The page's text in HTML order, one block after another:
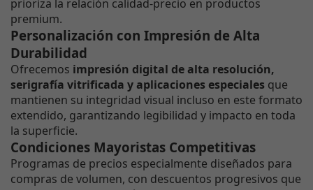
prioriza la relación calidad-precio en productos
premium.
Personalización con Impresión de Alta
Durabilidad
Ofrecemos impresión digital de alta resolución,
serigrafía vitrificada y aplicaciones especiales que
mantienen su integridad visual incluso en este formato
extendido, garantizando legibilidad y impacto en toda
la superficie.
Condiciones Mayoristas Competitivas
Programas de precios especialmente diseñados para
compras de volumen, con descuentos progresivos que